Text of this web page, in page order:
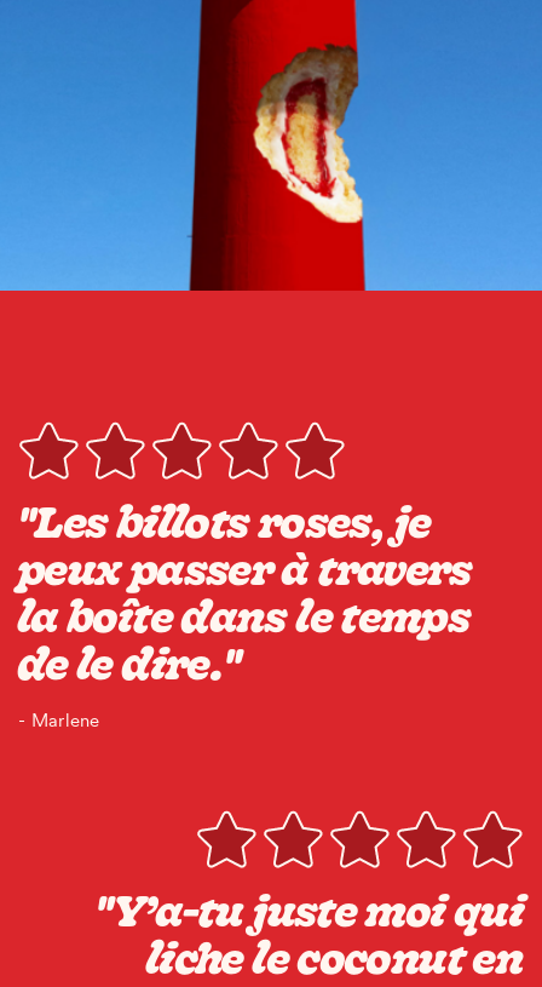
"Les billots roses, je
peux passer à travers
la boîte dans le temps
de le dire."
- Marlene
"Y’a-tu juste moi qui
liche le coconut en